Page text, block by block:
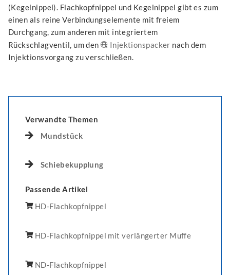
(Kegelnippel). Flachkopfnippel und Kegelnippel gibt es zum
einen als reine Verbindungselemente mit freiem
Durchgang, zum anderen mit integriertem
Rückschlagventil, um den
Injektionspacker nach dem
Injektionsvorgang zu verschließen.
Verwandte Themen
Mundstück
Schiebekupplung
Passende Artikel
HD-Flachkopfnippel
HD-Flachkopfnippel mit verlängerter Muffe
ND-Flachkopfnippel